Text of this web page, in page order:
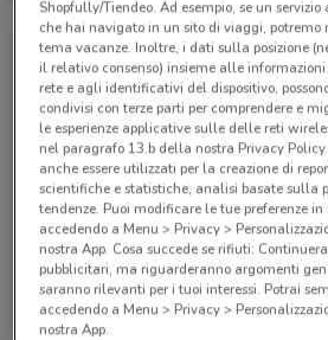
Eden Viaggi
Scade il 30/04 530 m
Shopfully/Tiendeo. Ad esempio, se un
che hai navigato in un sito di viaggi, potremo
tema vacanze. Inoltre, i dati sulla posizione
il relativo consenso) insieme alle
rete e agli identificativi del dispositivo,
condivisi con terze parti per comprendere e
le esperienze applicative sulle delle reti
nel paragrafo 13.b della nostra Privacy
anche essere utilizzati per la creazione di
scientifiche e statistiche, analisi basate sulla
tendenze. Puoi modificare le tue preferenze
accedendo a Menu > Privacy >
nostra App. Cosa succede se rifiuti:
pubblicitari, ma riguarderanno argomenti
saranno rilevanti per i tuoi interessi. Potrai
accedendo a Menu > Privacy >
nostra App.